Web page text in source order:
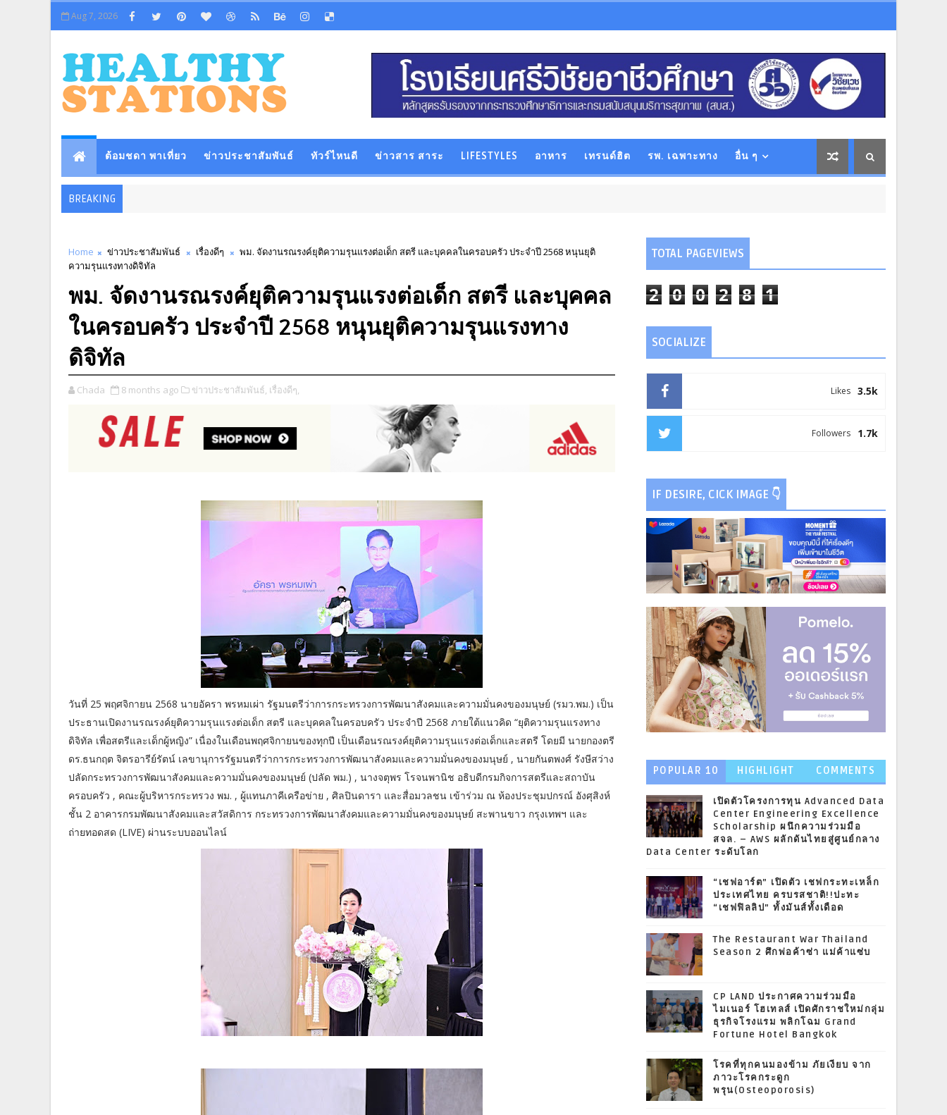
Aug 7, 2026
ต้อมชดา พาเที่ยว ข่าวประชาสัมพันธ์ ทัวร์ไหนดี ข่าวสาร สาระ LIFESTYLES อาหาร เทรนด์ฮิต รพ. เฉพาะทาง อื่น ๆ
BREAKING
Home ข่าวประชาสัมพันธ์ เรื่องดีๆ
พม. จัดงานรณรงค์ยุติความรุนแรงต่อเด็ก สตรี และบุคคลในครอบครัว ประจำปี 2568 หนุนยุติ
ความรุนแรงทางดิจิทัล
พม. จัดงานรณรงค์ยุติความรุนแรงต่อเด็ก สตรี และบุคคล
ในครอบครัว ประจำปี 2568 หนุนยุติความรุนแรงทาง
ดิจิทัล
Chada 8 months ago ข่าวประชาสัมพันธ์, เรื่องดีๆ,
วันที่ 25 พฤศจิกายน 2568 นายอัครา พรหมเผ่า รัฐมนตรีว่าการกระทรวงการพัฒนาสังคมและความมั่นคงของมนุษย์ (รมว.พม.) เป็น
ประธานเปิดงานรณรงค์ยุติความรุนแรงต่อเด็ก สตรี และบุคคลในครอบครัว ประจำปี 2568 ภายใต้แนวคิด “ยุติความรุนแรงทาง
ดิจิทัล เพื่อสตรีและเด็กผู้หญิง” เนื่องในเดือนพฤศจิกายนของทุกปี เป็นเดือนรณรงค์ยุติความรุนแรงต่อเด็กและสตรี โดยมี นายกองตรี
ดร.ธนกฤต จิตรอารีย์รัตน์ เลขานุการรัฐมนตรีว่าการกระทรวงการพัฒนาสังคมและความมั่นคงของมนุษย์ , นายกันตพงศ์ รังษีสว่าง
ปลัดกระทรวงการพัฒนาสังคมและความมั่นคงของมนุษย์ (ปลัด พม.) , นางจตุพร โรจนพานิช อธิบดีกรมกิจการสตรีและสถาบัน
ครอบครัว , คณะผู้บริหารกระทรวง พม. , ผู้แทนภาคีเครือข่าย , ศิลปินดารา และสื่อมวลชน เข้าร่วม ณ ห้องประชุมปกรณ์ อังศุสิงห์
ชั้น 2 อาคารกรมพัฒนาสังคมและสวัสดิการ กระทรวงการพัฒนาสังคมและความมั่นคงของมนุษย์ สะพานขาว กรุงเทพฯ และ
ถ่ายทอดสด (LIVE) ผ่านระบบออนไลน์
TOTAL PAGEVIEWS
2 0 0 2 8 1
SOCIALIZE
3.5k
Likes
1.7k
Followers
IF DESIRE, CICK IMAGE 👇
POPULAR 10
HIGHLIGHT
COMMENTS
เปิดตัวโครงการทุน Advanced Data
Center Engineering Excellence
Scholarship ผนึกความร่วมมือ
สจล. – AWS ผลักดันไทยสู่ศูนย์กลาง
Data Center ระดับโลก
“เชฟอาร์ต” เปิดตัว เชฟกระทะเหล็ก
ประเทศไทย ครบรสชาติ!!ปะทะ
“เชฟฟิลลิป” ทั้งมันส์ทั้งเดือด
The Restaurant War Thailand
Season 2 ศึกพ่อค้าซ่า แม่ค้าแซ่บ
CP LAND ประกาศความร่วมมือ
ไมเนอร์ โฮเทลส์ เปิดศักราชใหม่กลุ่ม
ธุรกิจโรงแรม พลิกโฉม Grand
Fortune Hotel Bangkok
โรคที่ทุกคนมองข้าม ภัยเงียบ จาก
ภาวะโรคกระดูก
พรุน(Osteoporosis)